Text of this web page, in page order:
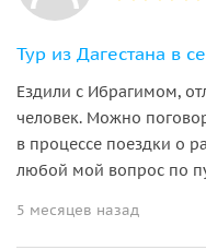
Ездили с Ибрагимом,
человек. Можно
в процессе поездки о
любой мой вопрос по
5 месяцев назад